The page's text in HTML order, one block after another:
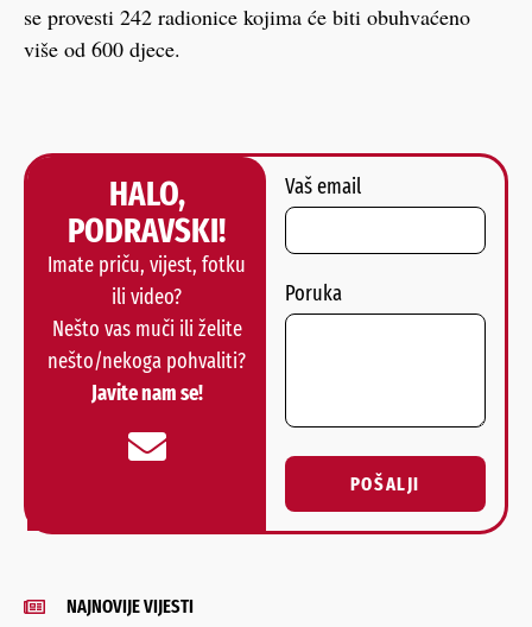
se provesti 242 radionice kojima će biti obuhvaćeno
više od 600 djece.
HALO,
PODRAVSKI!
Imate priču, vijest, fotku
ili video?
Nešto vas muči ili želite
nešto/nekoga pohvaliti?
Javite nam se!
Vaš email
Poruka
POŠALJI
Alternative:
NAJNOVIJE VIJESTI